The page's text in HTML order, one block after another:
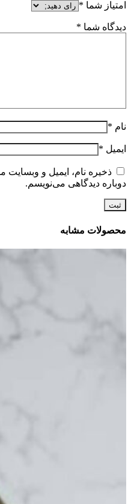
امتیاز شما *
دیدگاه شما *
نام *
ایمیل *
ذخیره نام، ایمیل و
دوباره دیدگاهی می‌نویسم.
محصولات مشابه